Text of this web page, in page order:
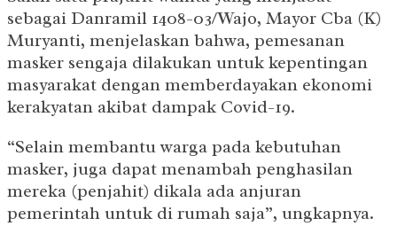
sebagai Danramil 1408-03/Wajo, Mayor Cba (K)
Muryanti, menjelaskan bahwa, pemesanan
masker sengaja dilakukan untuk kepentingan
masyarakat dengan memberdayakan ekonomi
kerakyatan akibat dampak Covid-19.
“Selain membantu warga pada kebutuhan
masker, juga dapat menambah penghasilan
mereka (penjahit) dikala ada anjuran
pemerintah untuk di rumah saja”, ungkapnya.